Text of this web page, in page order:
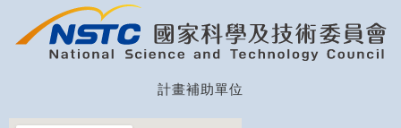
計畫補助單位